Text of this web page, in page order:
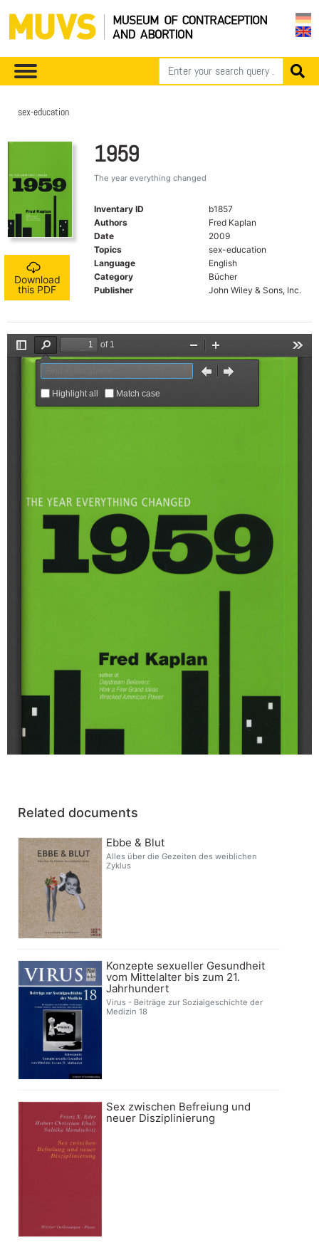
sex-education
Download
this PDF
1959
The year everything changed
Inventary ID
b1857
Authors
Fred Kaplan
Date
2009
Topics
sex-education
Language
English
Category
Bücher
Publisher
John Wiley & Sons, Inc.
Related documents
Ebbe & Blut
Alles über die Gezeiten des weiblichen
Zyklus
Konzepte sexueller Gesundheit
vom Mittelalter bis zum 21.
Jahrhundert
Virus - Beiträge zur Sozialgeschichte der
Medizin 18
Sex zwischen Befreiung und
neuer Disziplinierung